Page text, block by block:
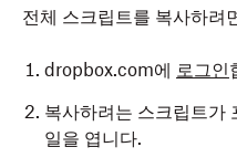
전체 스크립트를 복사하려
dropbox.com에 로그인
복사하려는 스크립트가
일을 엽니다.